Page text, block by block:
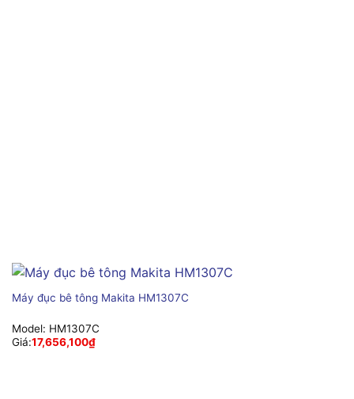
Máy đục bê tông Makita HM1307C
Model: HM1307C
Giá:17,656,100₫